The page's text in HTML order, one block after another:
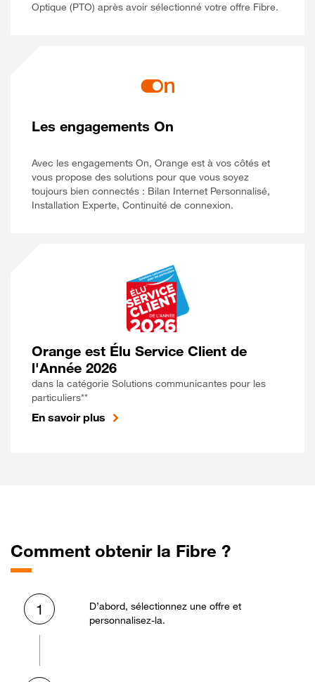
Optique (PTO) après avoir sélectionné votre offre Fibre.
Les engagements On
Avec les engagements On, Orange est à vos côtés et
vous propose des solutions pour que vous soyez
toujours bien connectés : Bilan Internet Personnalisé,
Installation Experte, Continuité de connexion.
Orange est Élu Service Client de
l'Année 2026
dans la catégorie Solutions communicantes pour les
particuliers**
En savoir plus
Comment obtenir la Fibre ?
1
D’abord, sélectionnez une offre et
personnalisez-la.